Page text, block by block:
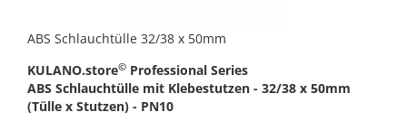
ABS Schlauchtülle 32/38 x 50mm
KULANO.store© Professional Series
ABS Schlauchtülle mit Klebestutzen - 32/38 x 50mm
(Tülle x Stutzen) - PN10